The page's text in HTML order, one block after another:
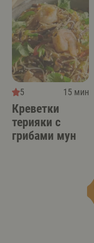
5 15 мин
Креветки
терияки с
грибами мун